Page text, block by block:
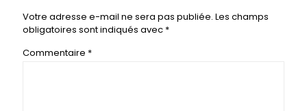
Votre adresse e-mail ne sera pas publiée. Les champs
obligatoires sont indiqués avec *
Commentaire *